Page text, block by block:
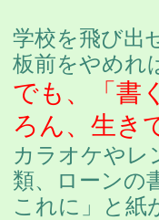
学校を飛び出
板前をやめれ
でも、「書
ろん、生き
カラオケやレ
類、ローンの
これに」と紙